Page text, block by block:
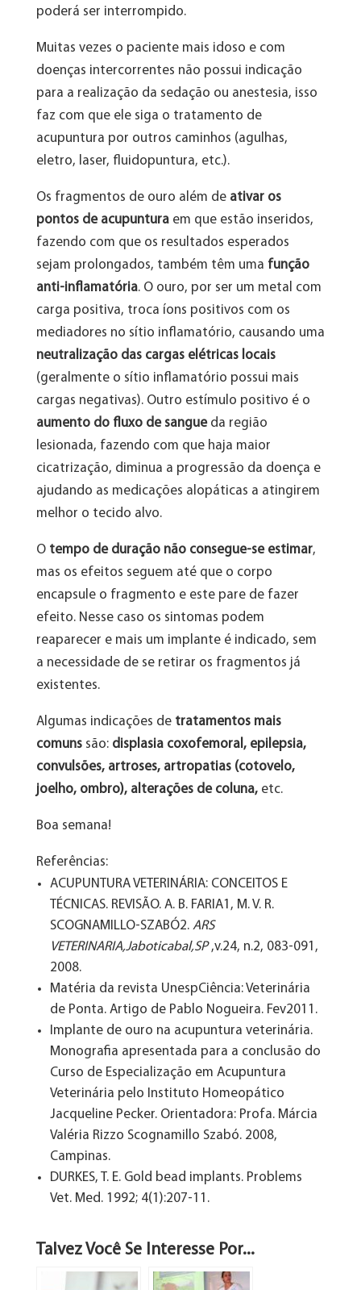
poderá ser interrompido.
Muitas vezes o paciente mais idoso e com
doenças intercorrentes não possui indicação
para a realização da sedação ou anestesia, isso
faz com que ele siga o tratamento de
acupuntura por outros caminhos (agulhas,
eletro, laser, fluidopuntura, etc.).
Os fragmentos de ouro além de ativar os
pontos de acupunturaem que estão inseridos,
fazendo com que os resultados esperados
sejam prolongados, também têm uma função
anti-inflamatória. O ouro, por ser um metal com
carga positiva, troca íons positivos com os
mediadores no sítio inflamatório, causando uma
neutralização das cargas elétricas locais
(geralmente o sítio inflamatório possui mais
cargas negativas). Outro estímulo positivo é o
aumento do fluxo de sangueda região
lesionada, fazendo com que haja maior
cicatrização, diminua a progressão da doença e
ajudando as medicações alopáticas a atingirem
melhor o tecido alvo.
O tempo de duração não consegue-se estimar,
mas os efeitos seguem até que o corpo
encapsule o fragmento e este pare de fazer
efeito. Nesse caso os sintomas podem
reaparecer e mais um implante é indicado, sem
a necessidade de se retirar os fragmentos já
existentes.
Algumas indicações detratamentos mais
comunssão:displasia coxofemoral, epilepsia,
convulsões, artroses, artropatias (cotovelo,
joelho, ombro), alterações de coluna,etc.
Boa semana!
Referências:
ACUPUNTURA VETERINÁRIA: CONCEITOS E
TÉCNICAS. REVISÃO. A. B. FARIA1, M. V. R.
SCOGNAMILLO-SZABÓ2. ARS
VETERINARIA,Jaboticabal,SP,v.24, n.2, 083-091,
2008.
Matéria da revista UnespCiência: Veterinária
de Ponta. Artigo de Pablo Nogueira. Fev2011.
Implante de ouro na acupuntura veterinária.
Monografia apresentada para a conclusão do
Curso de Especialização em Acupuntura
Veterinária pelo Instituto Homeopático
Jacqueline Pecker. Orientadora: Profa. Márcia
Valéria Rizzo Scognamillo Szabó. 2008,
Campinas.
DURKES, T. E. Gold bead implants. Problems
Vet. Med. 1992; 4(1):207-11.
Talvez Você Se Interesse Por...